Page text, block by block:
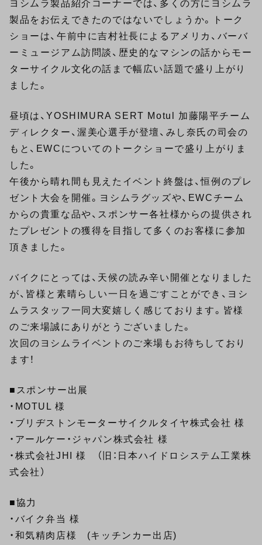
ヨシムラ製品紹介コーナーでは、多くの方にヨシムラ
製品をお伝えできたのではないでしょうか。トーク
ショーは、午前中に吉村社長によるアメリカ、バーバ
ーミュージアム訪問談、歴史的なマシンの話からモー
ターサイクル文化の話まで幅広い話題で盛り上がり
ました。
昼頃は、YOSHIMURA SERT Motul 加藤陽平チーム
ディレクター、渥美心選手が登壇、みし奈氏の司会の
もと、EWCについてのトークショーで盛り上がりま
した。
午後から晴れ間も見えたイベント終盤は、恒例のプレ
ゼント大会を開催。ヨシムラグッズや、EWCチーム
からの貴重な品や、スポンサー各社様からの提供され
たプレゼントの獲得を目指して多くのお客様に参加
頂きました。
バイクにとっては、天候の読み辛い開催となりました
が、皆様と素晴らしい一日を過ごすことができ、ヨシ
ムラスタッフ一同大変嬉しく感じております。皆様
のご来場誠にありがとうございました。
次回のヨシムライベントのご来場もお待ちしており
ます！
■スポンサー出展
・MOTUL 様
・ブリヂストンモーターサイクルタイヤ株式会社 様
・アールケー・ジャパン株式会社 様
・株式会社JHI 様 （旧：日本ハイドロシステム工業株
式会社）
■協力
・バイク弁当 様
・和気精肉店様 (キッチンカー出店)